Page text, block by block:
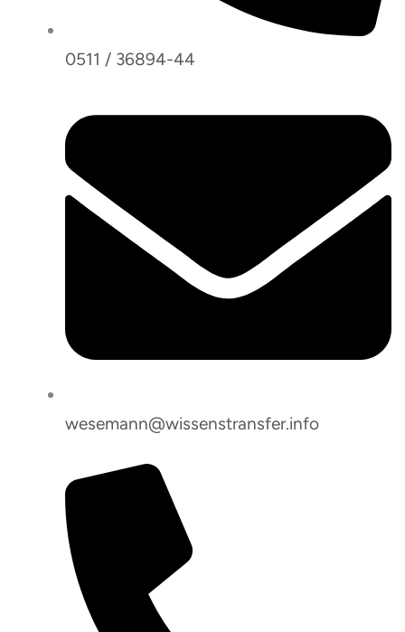
0511 / 36894-44
wesemann@wissenstransfer.info